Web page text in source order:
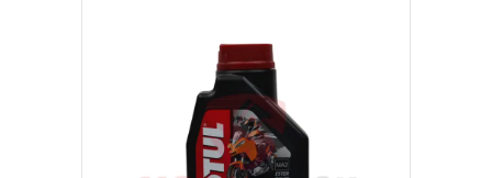
AÑADIR AL CARRITO